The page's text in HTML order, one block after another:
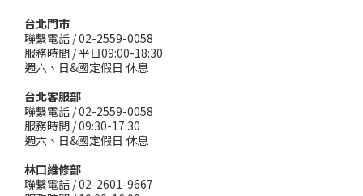
台北門市
聯繫電話 / 02-2559-0058
服務時間 / 平日09:00-18:30
週六、日&國定假日 休息
台北客服部
聯繫電話 / 02-2559-0058
服務時間 / 09:30-17:30
週六、日&國定假日 休息
林口維修部
聯繫電話 / 02-2601-9667